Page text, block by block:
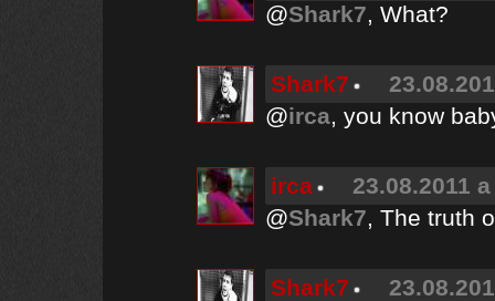
@Shark7, What?
Shark7
@irca, you know
irca
23.08.2011
@Shark7, The truth
Shark7